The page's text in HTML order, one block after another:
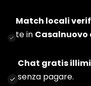
Match locali
te in Casalnuovo
Chat gratis
senza pagare.